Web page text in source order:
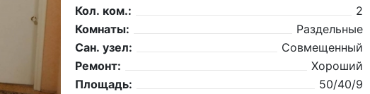
Кол. ком.:
2
Комнаты:
Раздельные
Сан. узел:
Совмещенный
Ремонт:
Хороший
Площадь:
50/40/9